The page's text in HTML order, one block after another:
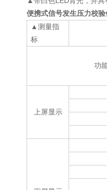
便携式信号发生压力校验
▲测量指
标
功
上屏显示